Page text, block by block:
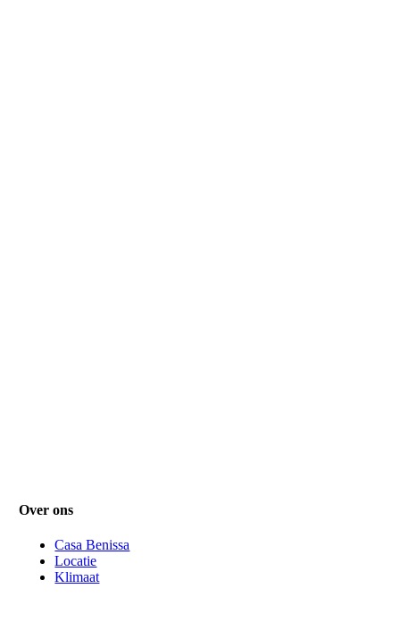
Over ons
Casa Benissa
Locatie
Klimaat